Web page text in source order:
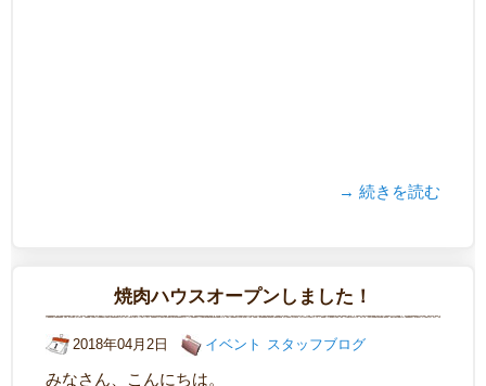
→ 続きを読む
焼肉ハウスオープンしました！
2018年04月2日 イベント スタッフブログ
みなさん、こんにちは。